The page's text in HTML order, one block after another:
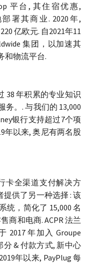
平台, 其住宿优惠,
署其商业. 2020年,
亿欧元. 自2021年11
集团，以加速其
和物流平台.
38 年积累的专业知识
。. 与我们的 13,000
银行支持超过7个项
年以来, 奥尼有两名股
卡全渠道支付解决方
提供了另一种选择 : 该
统，简化了 15,000 名
商和电商. ACPR 法兰
2017 年加入 Groupe
分 & 付款方式, 新中心
年以来, PayPlug 每